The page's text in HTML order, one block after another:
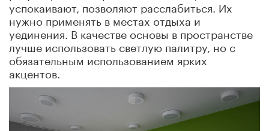
успокаивают, позволяют расслабиться. Их
нужно применять в местах отдыха и
уединения. В качестве основы в пространстве
лучше использовать светлую палитру, но с
обязательным использованием ярких
акцентов.